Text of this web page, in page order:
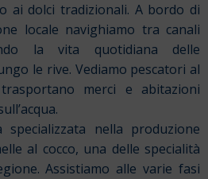
ai dolci tradizionali. A bordo di
locale navighiamo tra canali
la vita quotidiana delle
le rive. Vediamo pescatori al
merci e abitazioni
nella produzione
al cocco, una delle specialità
Assistiamo alle varie fasi